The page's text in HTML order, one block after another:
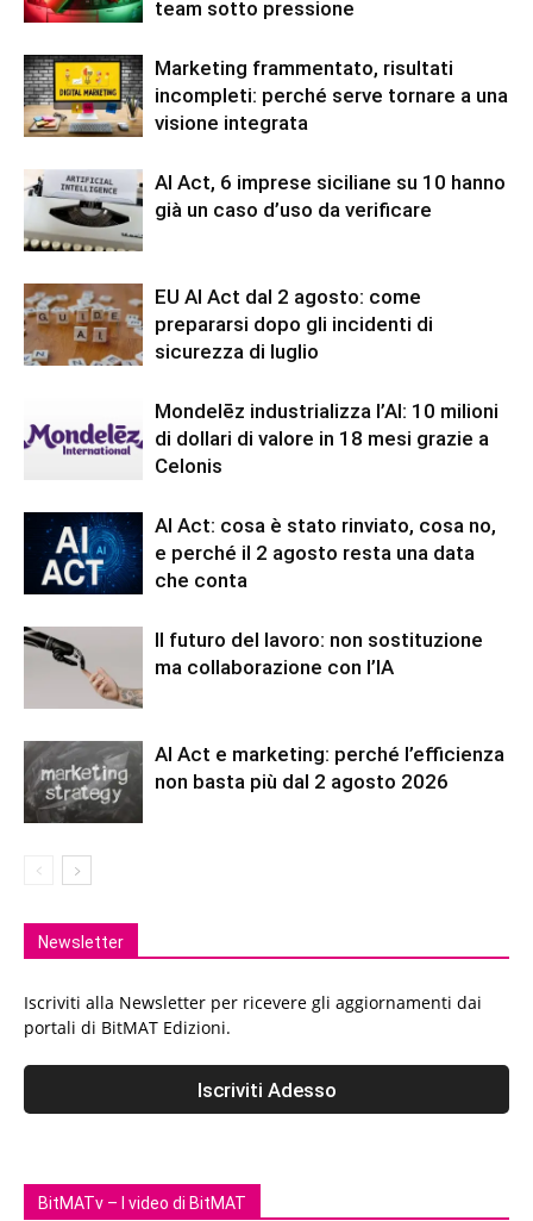
team sotto pressione
Marketing frammentato, risultati
incompleti: perché serve tornare a una
visione integrata
AI Act, 6 imprese siciliane su 10 hanno
già un caso d’uso da verificare
EU AI Act dal 2 agosto: come
prepararsi dopo gli incidenti di
sicurezza di luglio
Mondelēz industrializza l’AI: 10 milioni
di dollari di valore in 18 mesi grazie a
Celonis
AI Act: cosa è stato rinviato, cosa no,
e perché il 2 agosto resta una data
che conta
Il futuro del lavoro: non sostituzione
ma collaborazione con l’IA
AI Act e marketing: perché l’efficienza
non basta più dal 2 agosto 2026
Newsletter
Iscriviti alla Newsletter per ricevere gli aggiornamenti dai
portali di BitMAT Edizioni.
BitMATv – I video di BitMAT